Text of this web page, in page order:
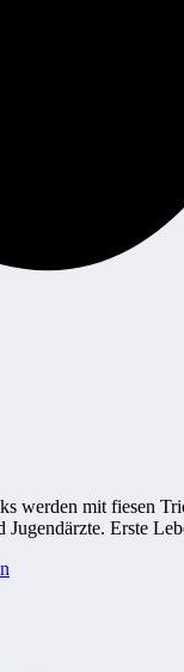
werden mit fiesen
Erste